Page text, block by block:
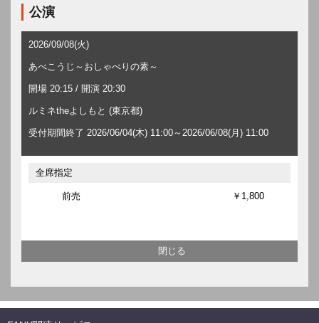
公演
2026/09/08(火)
あべこうじ～おしゃべりの素～
開場 20:15 / 開演 20:30
ルミネtheよしもと (東京都)
受付期間終了 2026/06/04(木) 11:00～2026/06/08(月) 11:00
全席指定
前売 ￥1,800